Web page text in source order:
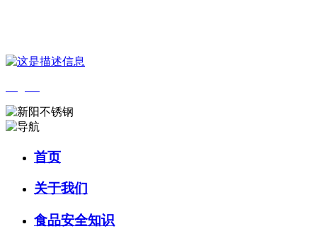
首页
关于我们
食品安全知识